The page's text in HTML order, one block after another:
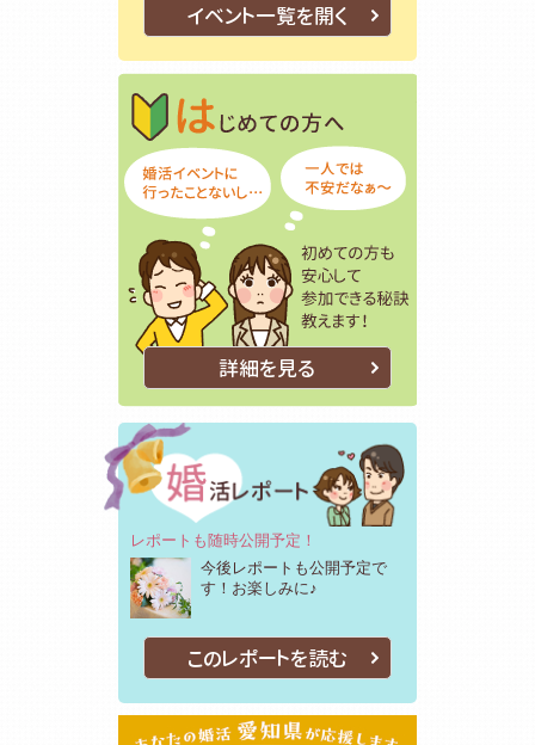
イベント一覧を開く
はじめての方
詳細を見る
レポートも随時公開予定！
今後レポートも公開予定で
す！お楽しみに♪
このレポートを読む